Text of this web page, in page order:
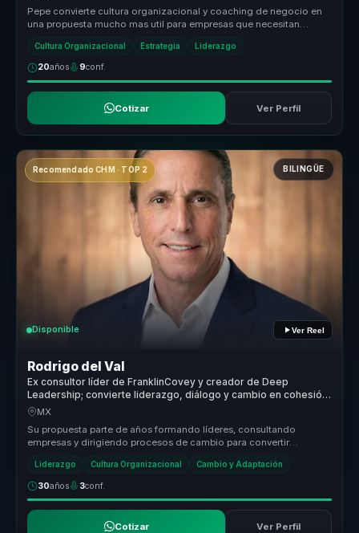
Pepe convierte cultura organizacional y coaching de negocio en
una propuesta mucho mas util para empresas que necesitan
Cultura Organizacional Estrategia Liderazgo
20años 9conf.
Cotizar Ver Perfil
Recomendado CHM · TOP 2 BILINGÜE
Disponible Ver Reel
Rodrigo del Val
Ex consultor líder de FranklinCovey y creador de Deep
Leadership; convierte liderazgo, diálogo y cambio en cohesión
para equipos.
MX
Su propuesta parte de años formando líderes, consultando
empresas y dirigiendo procesos de cambio para convertir
Liderazgo Cultura Organizacional Cambio y Adaptación
30años 3conf.
Cotizar Ver Perfil